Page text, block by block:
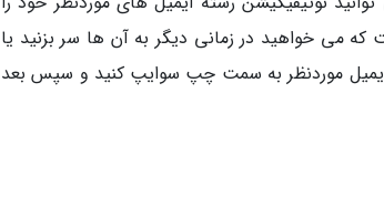
می خواهید در زمانی دیگر به آن ها سر بزنید یا
ایمیل موردنظر به سمت چپ سوایپ کنید و سپس بعد